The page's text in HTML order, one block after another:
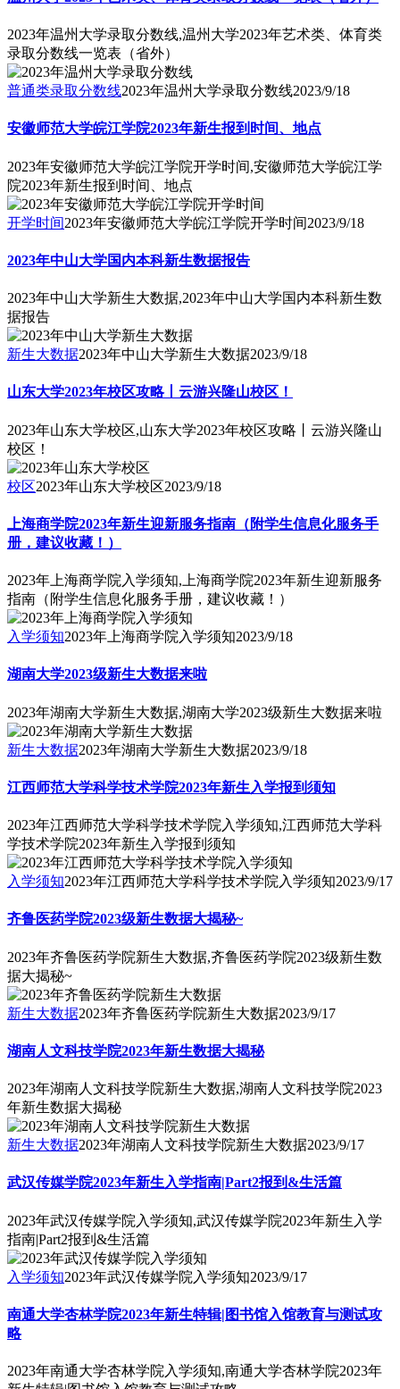
2023年温州大学录取分数线,温州大学2023年艺术类、体育类
录取分数线一览表（省外）
普通类录取分数线2023年温州大学录取分数线2023/9/18
安徽师范大学皖江学院2023年新生报到时间、地点
2023年安徽师范大学皖江学院开学时间,安徽师范大学皖江学
院2023年新生报到时间、地点
开学时间2023年安徽师范大学皖江学院开学时间2023/9/18
2023年中山大学国内本科新生数据报告
2023年中山大学新生大数据,2023年中山大学国内本科新生数
据报告
新生大数据2023年中山大学新生大数据2023/9/18
山东大学2023年校区攻略丨云游兴隆山校区！
2023年山东大学校区,山东大学2023年校区攻略丨云游兴隆山
校区！
校区2023年山东大学校区2023/9/18
上海商学院2023年新生迎新服务指南（附学生信息化服务手
册，建议收藏！）
2023年上海商学院入学须知,上海商学院2023年新生迎新服务
指南（附学生信息化服务手册，建议收藏！）
入学须知2023年上海商学院入学须知2023/9/18
湖南大学2023级新生大数据来啦
2023年湖南大学新生大数据,湖南大学2023级新生大数据来啦
新生大数据2023年湖南大学新生大数据2023/9/18
江西师范大学科学技术学院2023年新生入学报到须知
2023年江西师范大学科学技术学院入学须知,江西师范大学科
学技术学院2023年新生入学报到须知
入学须知2023年江西师范大学科学技术学院入学须知2023/9/17
齐鲁医药学院2023级新生数据大揭秘~
2023年齐鲁医药学院新生大数据,齐鲁医药学院2023级新生数
据大揭秘~
新生大数据2023年齐鲁医药学院新生大数据2023/9/17
湖南人文科技学院2023年新生数据大揭秘
2023年湖南人文科技学院新生大数据,湖南人文科技学院2023
年新生数据大揭秘
新生大数据2023年湖南人文科技学院新生大数据2023/9/17
武汉传媒学院2023年新生入学指南|Part2报到&生活篇
2023年武汉传媒学院入学须知,武汉传媒学院2023年新生入学
指南|Part2报到&生活篇
入学须知2023年武汉传媒学院入学须知2023/9/17
南通大学杏林学院2023年新生特辑|图书馆入馆教育与测试攻
略
2023年南通大学杏林学院入学须知,南通大学杏林学院2023年